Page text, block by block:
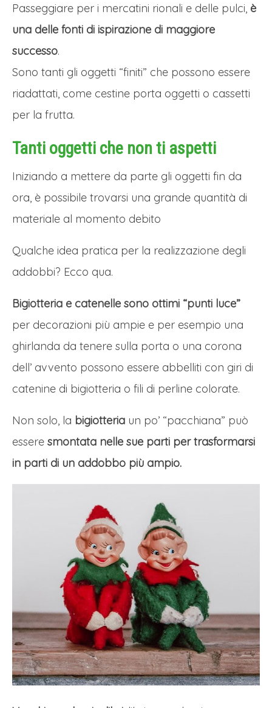
Passeggiare per i mercatini rionali e delle pulci, è
una delle fonti di ispirazione di maggiore
successo.
Sono tanti gli oggetti “finiti” che possono essere
riadattati, come cestine porta oggetti o cassetti
per la frutta.
Tanti oggetti che non ti aspetti
Iniziando a mettere da parte gli oggetti fin da
ora, è possibile trovarsi una grande quantità di
materiale al momento debito
Qualche idea pratica per la realizzazione degli
addobbi? Ecco qua.
Bigiotteria e catenelle sono ottimi “punti luce”
per decorazioni più ampie e per esempio una
ghirlanda da tenere sulla porta o una corona
dell’ avvento possono essere abbelliti con giri di
catenine di bigiotteria o fili di perline colorate.
Non solo, la bigiotteria un po’ “pacchiana” può
essere smontata nelle sue parti per trasformarsi
in parti di un addobbo più ampio.